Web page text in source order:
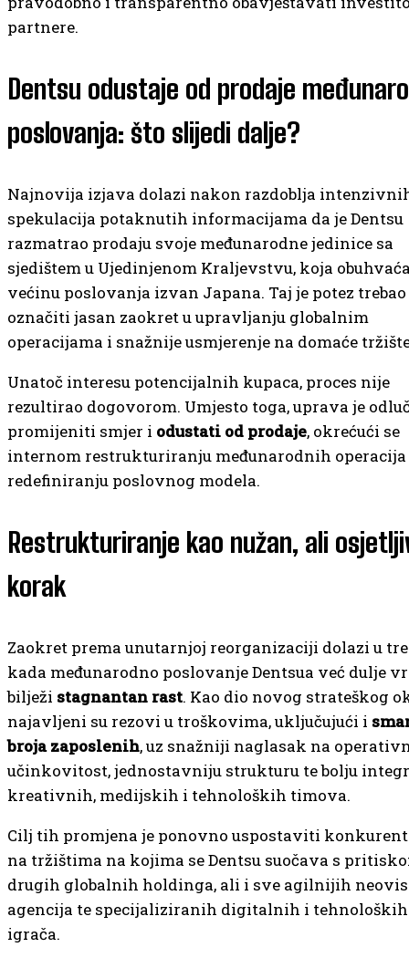
partnere.
Dentsu odustaje od prodaje
poslovanja: što slijedi dalje?
Najnovija izjava dolazi nakon razdoblja
spekulacija potaknutih informacijama da je Dentsu
razmatrao prodaju svoje međunarodne jedinice sa
sjedištem u Ujedinjenom Kraljevstvu, koja
većinu poslovanja izvan Japana. Taj je potez trebao
označiti jasan zaokret u upravljanju globalnim
operacijama i snažnije usmjerenje na domaće
Unatoč interesu potencijalnih kupaca, proces nije
rezultirao dogovorom. Umjesto toga, uprava je
promijeniti smjer i odustati od prodaje, okrećući se
internom restrukturiranju međunarodnih
redefiniranju poslovnog modela.
Restrukturiranje kao nužan, ali
korak
Zaokret prema unutarnjoj reorganizaciji dolazi u
kada međunarodno poslovanje Dentsua već dulje
bilježi stagnantan rast. Kao dio novog strateškog
najavljeni su rezovi u troškovima, uključujući i
broja zaposlenih, uz snažniji naglasak na
učinkovitost, jednostavniju strukturu te bolju
kreativnih, medijskih i tehnoloških timova.
Cilj tih promjena je ponovno uspostaviti
na tržištima na kojima se Dentsu suočava s
drugih globalnih holdinga, ali i sve agilnijih
agencija te specijaliziranih digitalnih i tehnoloških
igrača.